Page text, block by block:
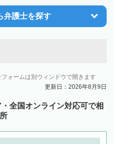
弁護士を探す
ォームは別ウィンドウで開きます
更新日：2026年8月9日
全国オンライン対応可で相